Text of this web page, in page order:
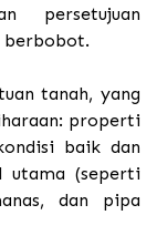
persetujuan
berbobot.
tanah, yang
properti
baik dan
utama (seperti
dan pipa